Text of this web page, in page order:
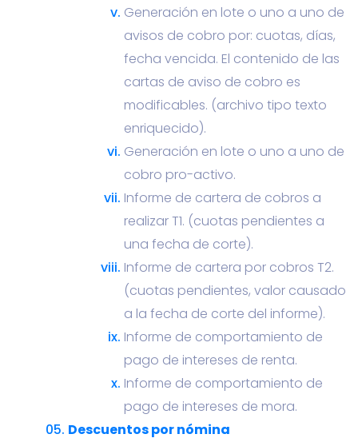
Generación en lote o uno a uno de
avisos de cobro por: cuotas, días,
fecha vencida. El contenido de las
cartas de aviso de cobro es
modificables. (archivo tipo texto
enriquecido).
Generación en lote o uno a uno de
cobro pro-activo.
Informe de cartera de cobros a
realizar T1. (cuotas pendientes a
una fecha de corte).
Informe de cartera por cobros T2.
(cuotas pendientes, valor causado
a la fecha de corte del informe).
Informe de comportamiento de
pago de intereses de renta.
Informe de comportamiento de
pago de intereses de mora.
Descuentos por nómina